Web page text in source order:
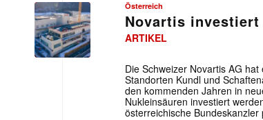
Österreich
Novartis
ARTIKEL
Die Schweizer Novartis AG
Standorten Kundl und
den kommenden Jahren in
Nukleinsäuren investiert
österreichische Bundeskanzler